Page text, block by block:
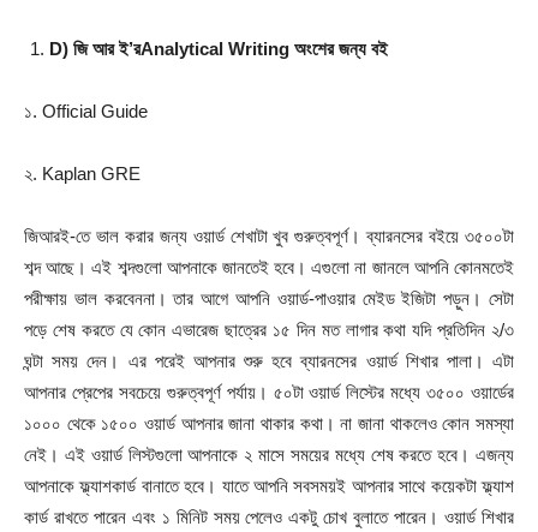
D) জি আর ই’রAnalytical Writing অংশের জন্য বই
১. Official Guide
২. Kaplan GRE
জিআরই-তে ভাল করার জন্য ওয়ার্ড শেখাটা খুব গুরুত্বপূর্ণ। ব্যারনসের বইয়ে ৩৫০০টা
শব্দ আছে। এই শব্দগুলো আপনাকে জানতেই হবে। এগুলো না জানলে আপনি কোনমতেই
পরীক্ষায় ভাল করবেননা। তার আগে আপনি ওয়ার্ড-পাওয়ার মেইড ইজিটা পড়ুন। সেটা
পড়ে শেষ করতে যে কোন এভারেজ ছাত্রের ১৫ দিন মত লাগার কথা যদি প্রতিদিন ২/৩
ঘন্টা সময় দেন। এর পরেই আপনার শুরু হবে ব্যারনসের ওয়ার্ড শিখার পালা। এটা
আপনার প্রেপের সবচেয়ে গুরুত্বপূর্ণ পর্যায়। ৫০টা ওয়ার্ড লিস্টের মধ্যে ৩৫০০ ওয়ার্ডের
১০০০ থেকে ১৫০০ ওয়ার্ড আপনার জানা থাকার কথা। না জানা থাকলেও কোন সমস্যা
নেই। এই ওয়ার্ড লিস্টগুলো আপনাকে ২ মাসে সময়ের মধ্যে শেষ করতে হবে। এজন্য
আপনাকে ফ্ল্যাশকার্ড বানাতে হবে। যাতে আপনি সবসময়ই আপনার সাথে কয়েকটা ফ্ল্যাশ
কার্ড রাখতে পারেন এবং ১ মিনিট সময় পেলেও একটু চোখ বুলাতে পারেন। ওয়ার্ড শিখার